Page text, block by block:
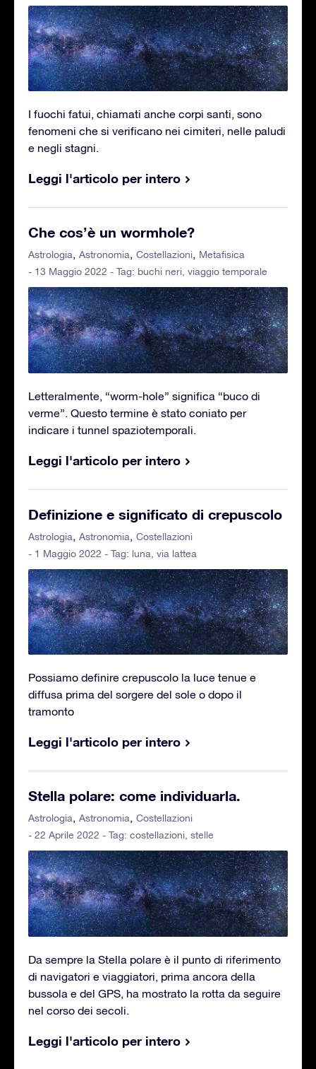
I fuochi fatui, chiamati anche corpi santi, sono
fenomeni che si verificano nei cimiteri, nelle paludi
e negli stagni.
Leggi l'articolo per intero
Che cos’è un wormhole?
Astrologia Astronomia Costellazioni
Metafisica
- 13 Maggio 2022 - Tag: buchi neri, viaggio temporale
Letteralmente, “worm-hole” significa “buco di
verme”. Questo termine è stato coniato per
indicare i tunnel spaziotemporali.
Leggi l'articolo per intero
Definizione e significato di crepuscolo
Astrologia Astronomia
Costellazioni
- 1 Maggio 2022 - Tag: luna via lattea
Possiamo definire crepuscolo la luce tenue e
diffusa prima del sorgere del sole o dopo il
tramonto
Leggi l'articolo per intero
Stella polare: come individuarla.
Astrologia Astronomia
Costellazioni
- 22 Aprile 2022 - Tag: costellazioni stelle
Da sempre la Stella polare è il punto di riferimento
di navigatori e viaggiatori, prima ancora della
bussola e del GPS, ha mostrato la rotta da seguire
nel corso dei secoli.
Leggi l'articolo per intero